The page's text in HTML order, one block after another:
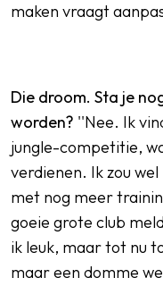
maken vraagt
Die droom. Sta je
worden? ''Nee. Ik
jungle-competitie,
verdienen. Ik zou
met nog meer
goeie grote club
ik leuk, maar tot nu
maar een domme